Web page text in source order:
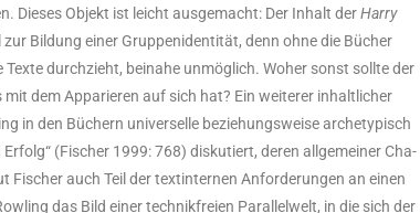
Die­ses Objekt ist leicht aus­ge­macht: Der Inhalt derHar­ry
Bil­dung einer Grup­pen­iden­ti­tät, denn ohne die Bücher
durch­zieht, bei­na­he unmög­lich. Woher sonst soll­te der
dem Appa­rie­ren auf sich hat? Ein wei­te­rer inhalt­li­cher
in den Büchern uni­ver­sel­le bezie­hungs­wei­se arche­ty­pisch
(Fischer 1999: 768) dis­ku­tiert, deren all­ge­mei­ner Cha­
auch Teil der text­in­ter­nen Anfor­de­run­gen an einen
das Bild einer tech­nik­frei­en Par­al­lel­welt, in die sich der